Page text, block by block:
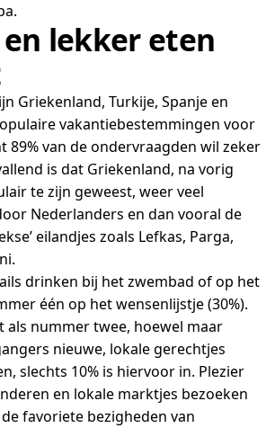
lekker eten
Griekenland, Turkije, Spanje en
vakantiebestemmingen voor
89% van de ondervraagden wil zeker
is dat Griekenland, na vorig
te zijn geweest, weer veel
Nederlanders en dan vooral de
eilandjes zoals Lefkas, Parga,
drinken bij het zwembad of op het
één op het wensenlijstje (30%).
als nummer twee, hoewel maar
nieuwe, lokale gerechtjes
slechts 10% is hiervoor in. Plezier
en lokale marktjes bezoeken
favoriete bezigheden van